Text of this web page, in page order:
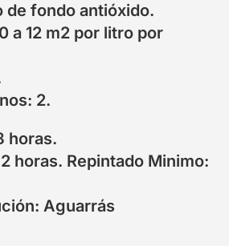
de fondo antióxido.
a 12 m2 por litro por
2.
horas.
horas. Repintado Minimo:
Aguarrás